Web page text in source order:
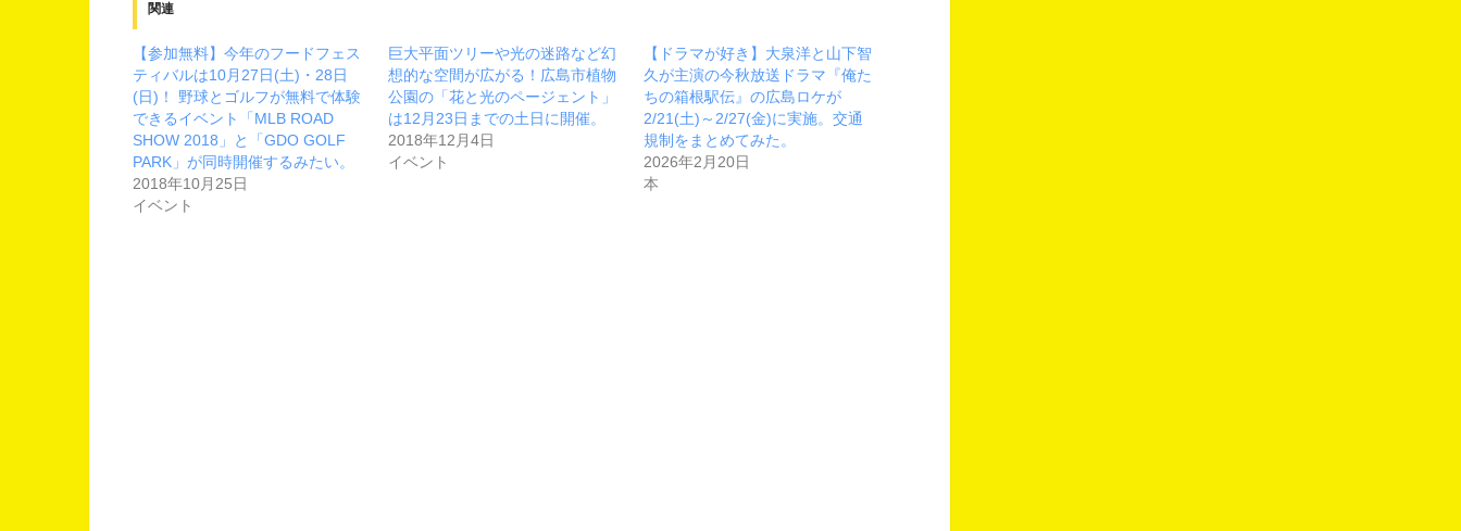
関連
【参加無料】今年のフードフェス
ティバルは10月27日(土)・28日
(日)！ 野球とゴルフが無料で体験
できるイベント「MLB ROAD
SHOW 2018」と「GDO GOLF
PARK」が同時開催するみたい。
2018年10月25日
イベント
巨大平面ツリーや光の迷路など幻
想的な空間が広がる！広島市植物
公園の「花と光のページェント」
は12月23日までの土日に開催。
2018年12月4日
イベント
【ドラマが好き】大泉洋と山下智
久が主演の今秋放送ドラマ『俺た
ちの箱根駅伝』の広島ロケが
2/21(土)～2/27(金)に実施。交通
規制をまとめてみた。
2026年2月20日
本